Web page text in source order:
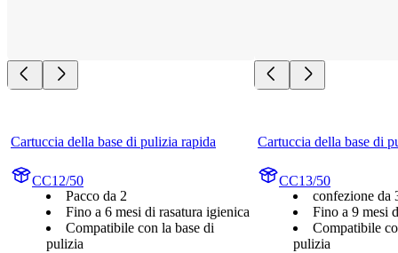
Cartuccia della base di pulizia rapida
CC12/50
Pacco da 2
Fino a 6 mesi di rasatura igienica
Compatibile con la base di
pulizia
Cartuccia della base di
CC13/50
confezione da
Fino a 9 mesi
Compatibile
pulizia